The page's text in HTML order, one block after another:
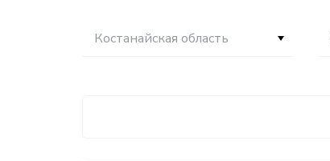
Костанайская область